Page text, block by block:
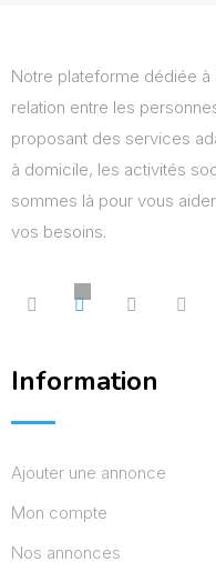
Notre plateforme dédiée
relation entre les
proposant des services
à domicile, les activités
sommes là pour vous
vos besoins.
Information
Ajouter une annonce
Mon compte
Nos annonces